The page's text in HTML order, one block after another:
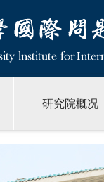
研究院概况